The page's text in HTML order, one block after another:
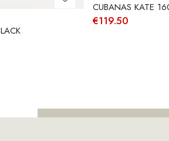
CUBANAS KATE
€119.50